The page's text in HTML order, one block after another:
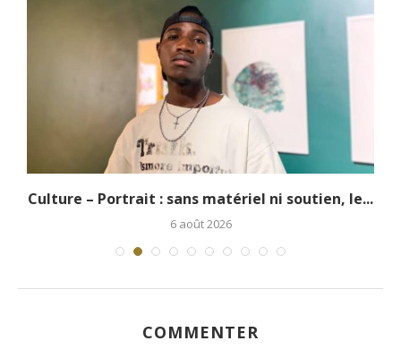
Culture – Portrait : sans matériel ni soutien, le...
6 août 2026
COMMENTER